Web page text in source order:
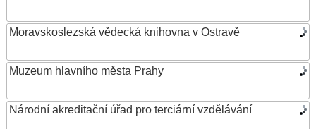
Moravskoslezská vědecká knihovna v Ostravě
Muzeum hlavního města Prahy
Národní akreditační úřad pro terciární vzdělávání